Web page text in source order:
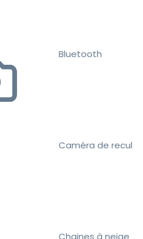
Bluetooth
Caméra de recul
Chaines à neige